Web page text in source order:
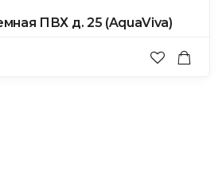
ПВХ д. 25 (AquaViva)